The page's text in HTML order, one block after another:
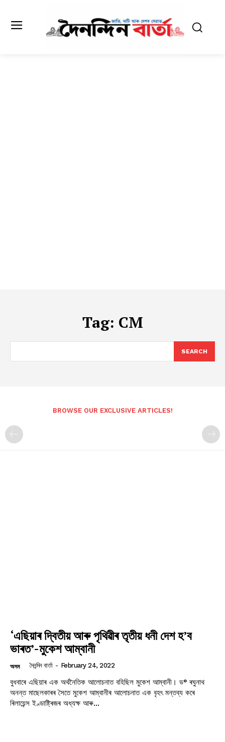
Tag: CM
SEARCH
BROWSE OUR EXCLUSIVE ARTICLES!
‘এছিয়াৰ দ্বিতীয় আৰু পৃথিৱীৰ তৃতীয় ধনী দেশ হ’ব
ভাৰত’-মুকেশ আম্বানী
অসম দৈনন্দিন বাৰ্তা - February 24, 2022
বুধবাৰে এছিয়াৰ এক অৰ্থনৈতিক আলোচনাত বহিছিল মুকেশ আম্বানী। ড° ৰঘুনাথ
অনন্ত মাছেলকাৰৰ সৈতে মুকেশ আম্বানীৰ আলোচনাত এক বৃহৎ মন্তব্য কৰে
ৰিলায়েন্স ইণ্ডাষ্ট্ৰিজৰ অধ্যক্ষ আৰু...